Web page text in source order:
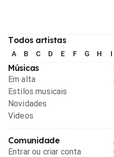
Todos artistas
A B C D E F G H I
Músicas
Em alta
Estilos musicais
Novidades
Videos
Comunidade
Entrar ou criar conta